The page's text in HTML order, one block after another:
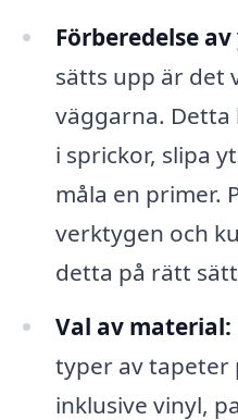
Förberedelse
sätts upp är det
väggarna. Detta
i sprickor, slipa
måla en primer.
verktygen och
detta på rätt
Val av material:
typer av tapeter
inklusive vinyl,